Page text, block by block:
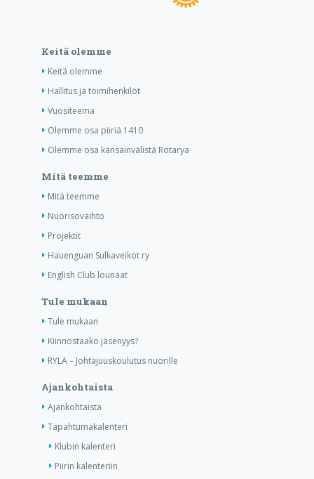
Keitä olemme
Keitä olemme
Hallitus ja toimihenkilöt
Vuositeema
Olemme osa piiriä 1410
Olemme osa kansainvälistä Rotarya
Mitä teemme
Mitä teemme
Nuorisovaihto
Projektit
Hauenguan Sulkaveikot ry
English Club lounaat
Tule mukaan
Tule mukaan
Kiinnostaako jäsenyys?
RYLA – Johtajuuskoulutus nuorille
Ajankohtaista
Ajankohtaista
Tapahtumakalenteri
Klubin kalenteri
Piirin kalenteriin